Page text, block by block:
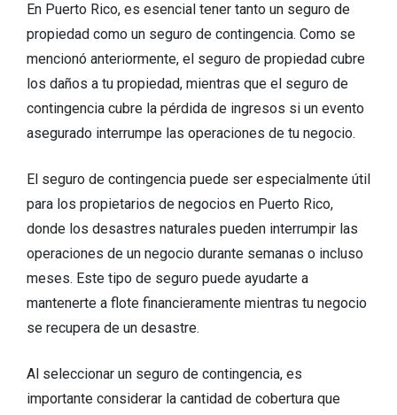
En Puerto Rico, es esencial tener tanto un seguro de
propiedad como un seguro de contingencia. Como se
mencionó anteriormente, el seguro de propiedad cubre
los daños a tu propiedad, mientras que el seguro de
contingencia cubre la pérdida de ingresos si un evento
asegurado interrumpe las operaciones de tu negocio.
El seguro de contingencia puede ser especialmente útil
para los propietarios de negocios en Puerto Rico,
donde los desastres naturales pueden interrumpir las
operaciones de un negocio durante semanas o incluso
meses. Este tipo de seguro puede ayudarte a
mantenerte a flote financieramente mientras tu negocio
se recupera de un desastre.
Al seleccionar un seguro de contingencia, es
importante considerar la cantidad de cobertura que